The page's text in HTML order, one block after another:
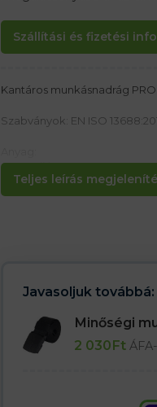
Szállítási és fizetési
Teljes leírás
Kantáros munkásnadrág PRO
Szabványok: EN ISO
65% poliészter, 35% pamut
Jellemzők:
– A nadrág hosszának
– Nagy vállpántos zseb
– Két hátsó zseb tépőzárral
– Két klasszikus oldalzseb
– Egy tépőzáras lábzseb
Javasoljuk továbbá:
Minőségi
2 030Ft